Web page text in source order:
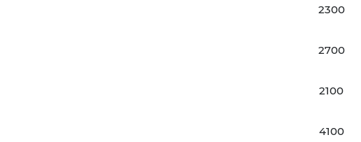
2300
2700
2100
4100